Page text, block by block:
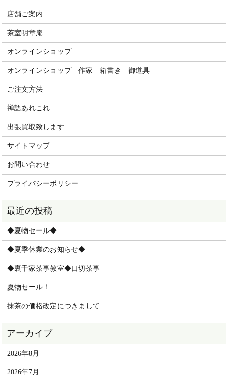
店舗ご案内
茶室明章庵
オンラインショップ
オンラインショップ 作家 箱書き 御道具
ご注文方法
禅語あれこれ
出張買取致します
サイトマップ
お問い合わせ
プライバシーポリシー
◆夏物セール◆
◆夏季休業のお知らせ◆
◆裏千家茶事教室◆口切茶事
夏物セール！
抹茶の価格改定につきまして
2026年8月
2026年7月